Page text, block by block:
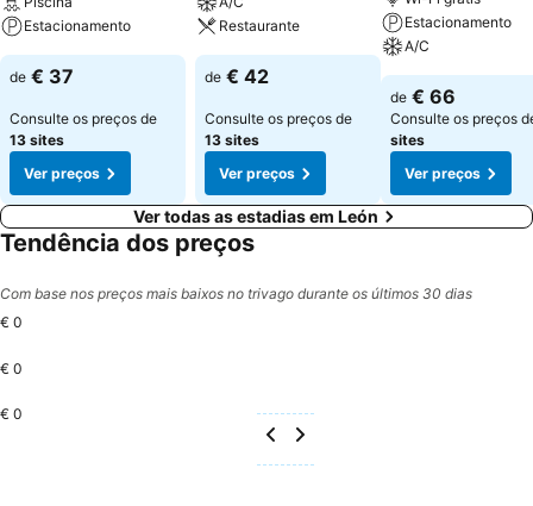
Estacionamento
de € 37
Consulte os preços de
13 sites
Ver preços
Restaurante
de € 42
Consulte os preços de
13 sites
Ver preços
Estacionamento
A/C
de € 66
Consulte os preços
sites
Ver preços
Ver todas as estadias em León
Tendência dos preços
Com base nos preços mais baixos no trivago durante os últimos 30 dias
€ 0
€ 0
€ 0